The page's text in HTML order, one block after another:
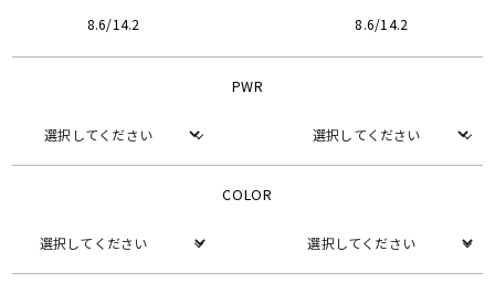
8.6/14.2 8.6/14.2
PWR
COLOR